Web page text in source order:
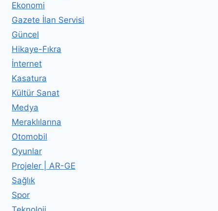
Ekonomi
Gazete İlan Servisi
Güncel
Hikaye-Fıkra
İnternet
Kasatura
Kültür Sanat
Medya
Meraklılarına
Otomobil
Oyunlar
Projeler | AR-GE
Sağlık
Spor